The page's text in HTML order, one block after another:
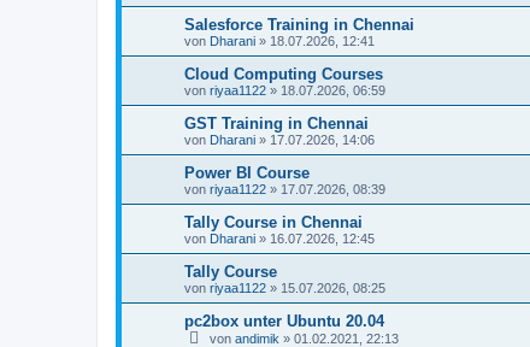
Salesforce Training in Chennai
von Dharani » 18.07.2026, 12:41
Cloud Computing Courses
von riyaa1122 » 18.07.2026, 06:59
GST Training in Chennai
von Dharani » 17.07.2026, 14:06
Power BI Course
von riyaa1122 » 17.07.2026, 08:39
Tally Course in Chennai
von Dharani » 16.07.2026, 12:45
Tally Course
von riyaa1122 » 15.07.2026, 08:25
pc2box unter Ubuntu 20.04
von andimik » 01.02.2021, 22:13